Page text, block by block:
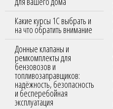
Какие курсы 1С выбрать и
на что обратить внимание
Донные клапаны и
ремкомплекты для
бензовозов и
топливозаправщиков:
надёжность, безопасность
и бесперебойная
эксплуатация